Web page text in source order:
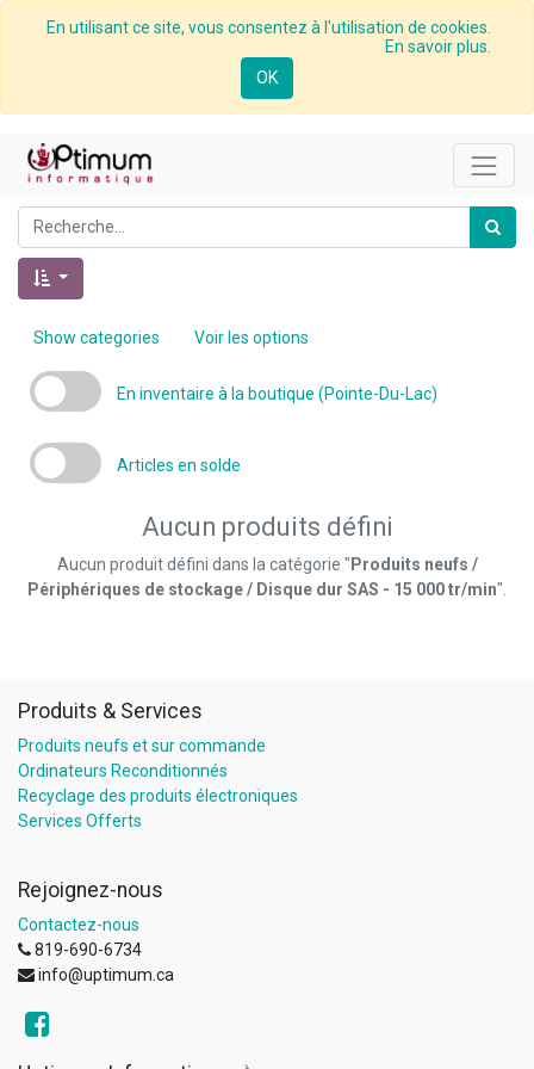
En utilisant ce site, vous consentez à l'utilisation de cookies.
En savoir plus.
OK
Show categories Voir les options
En inventaire à la boutique (Pointe-Du-Lac)
Articles en solde
Aucun produits défini
Aucun produit défini dans la catégorie " Produits neufs /
Périphériques de stockage / Disque dur SAS - 15 000 tr/min".
Produits & Services
Produits neufs et sur commande
Ordinateurs Reconditionnés
Recyclage des produits électroniques
Services Offerts
Rejoignez-nous
Contactez-nous
819-690-6734
info@uptimum.ca